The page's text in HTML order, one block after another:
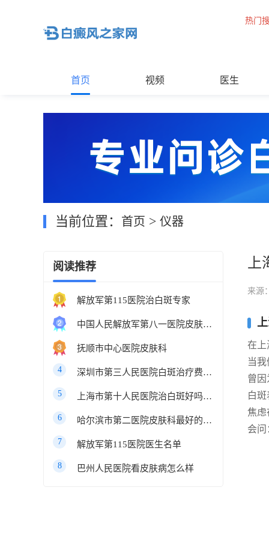
热门
首页 视频 医生
当前位置： 首页 > 仪器
阅读推荐
解放军第115医院治白斑专家
中国人民解放军第八一医院皮肤科最好的医生
抚顺市中心医院皮肤科
4 深圳市第三人民医院白斑治疗费用多少
5 上海市第十人民医院治白斑好吗知乎
6 哈尔滨市第二医院皮肤科最好的医生
7 解放军第115医院医生名单
8 巴州人民医院看皮肤病怎么样
来源：
在上
当
曾
白
焦虑
会问